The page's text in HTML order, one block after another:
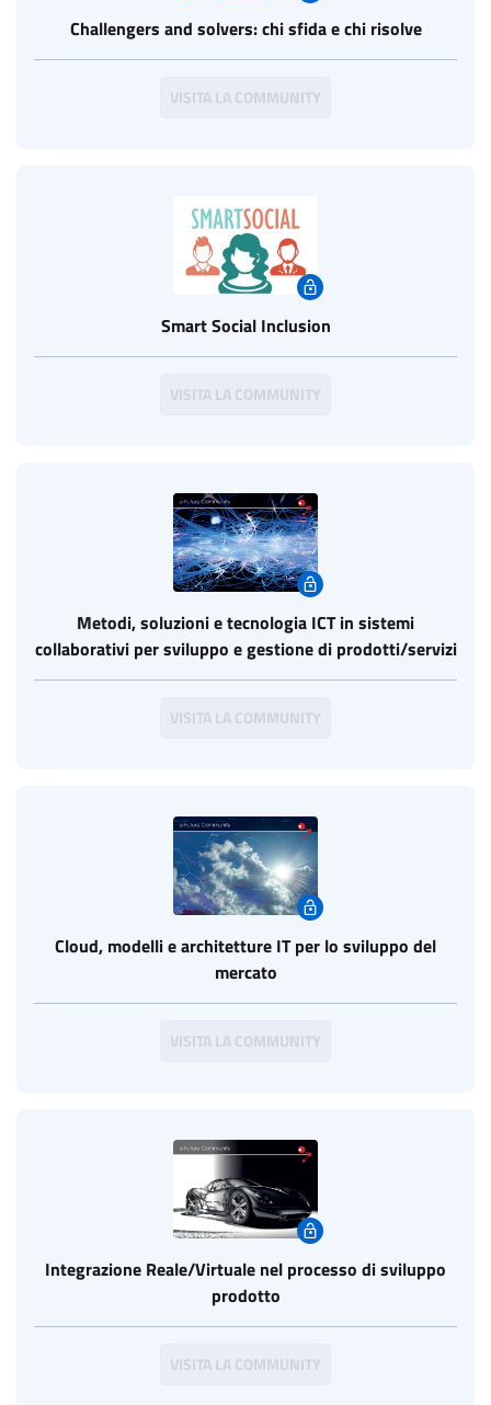
Challengers and solvers: chi sfida e chi risolve
VISITA LA COMMUNITY
Smart Social Inclusion
VISITA LA COMMUNITY
Metodi, soluzioni e tecnologia ICT in sistemi
collaborativi per sviluppo e gestione di prodotti/servizi
VISITA LA COMMUNITY
Cloud, modelli e architetture IT per lo sviluppo del
mercato
VISITA LA COMMUNITY
Integrazione Reale/Virtuale nel processo di sviluppo
prodotto
VISITA LA COMMUNITY